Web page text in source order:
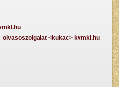
olvasoszolgalat <kukac> kvmkl.hu